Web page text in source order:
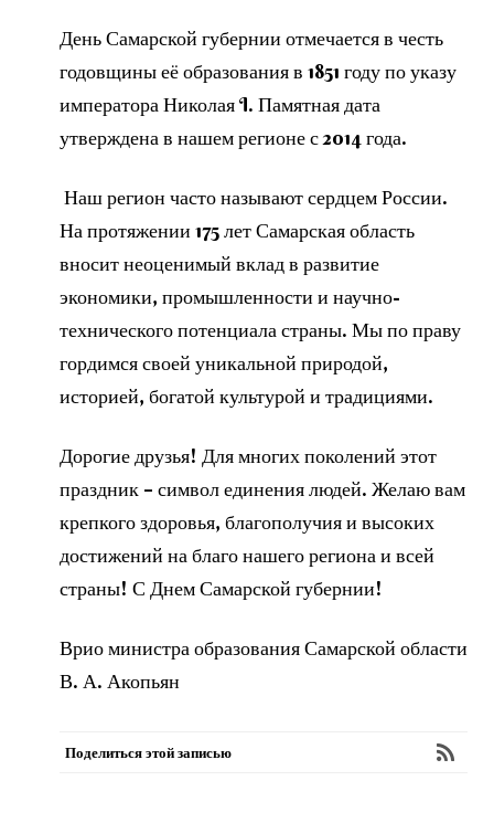
День Самарской губернии отмечается в честь
годовщины её образования в 1851 году по указу
императора Николая I. Памятная дата
утверждена в нашем регионе с 2014 года.
Наш регион часто называют сердцем России.
На протяжении 175 лет Самарская область
вносит неоценимый вклад в развитие
экономики, промышленности и научно-
технического потенциала страны. Мы по праву
гордимся своей уникальной природой,
историей, богатой культурой и традициями.
Дорогие друзья! Для многих поколений этот
праздник – символ единения людей. Желаю вам
крепкого здоровья, благополучия и высоких
достижений на благо нашего региона и всей
страны! С Днем Самарской губернии!
Врио министра образования Самарской области
В. А. Акопьян
Поделиться этой записью